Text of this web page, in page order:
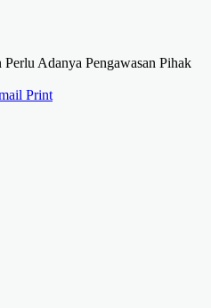
Adanya Pengawasan Pihak
Print